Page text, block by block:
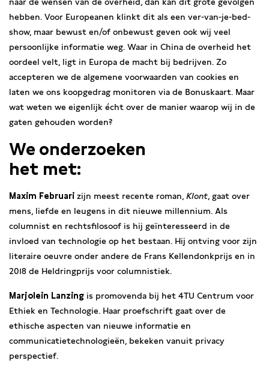
hebben. Voor Europeanen klinkt dit als een ver-van-je-bed-
show, maar bewust en/of onbewust geven ook wij veel
persoonlijke informatie weg. Waar in China de overheid het
oordeel velt, ligt in Europa de macht bij bedrijven. Zo
accepteren we de algemene voorwaarden van cookies en
laten we ons koopgedrag monitoren via de Bonuskaart. Maar
wat weten we eigenlijk écht over de manier waarop wij in de
gaten gehouden worden?
We onderzoeken
het met:
Maxim Februari zijn meest recente roman, Klont , gaat over
mens, liefde en leugens in dit nieuwe millennium. Als
columnist en rechtsfilosoof is hij geïnteresseerd in de
invloed van technologie op het bestaan. Hij ontving voor zijn
literaire oeuvre onder andere de Frans Kellendonkprijs en in
2018 de Heldringprijs voor columnistiek.
Marjolein Lanzing is promovenda bij het 4TU Centrum voor
Ethiek en Technologie. Haar proefschrift gaat over de
ethische aspecten van nieuwe informatie en
communicatietechnologieën, bekeken vanuit privacy
perspectief.